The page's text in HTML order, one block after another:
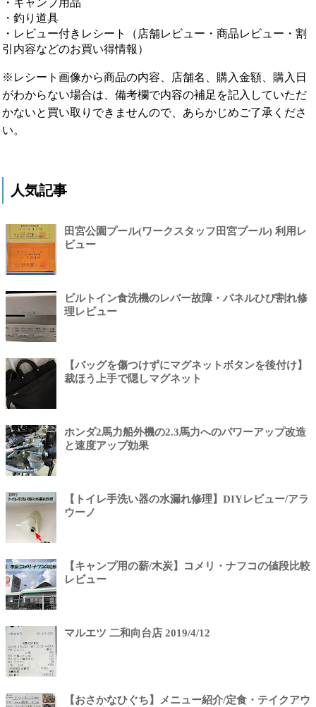
・キャンプ用品
・釣り道具
・レビュー付きレシート（店舗レビュー・商品レビュー・割
引内容などのお買い得情報）
※レシート画像から商品の内容、店舗名、購入金額、購入日
がわからない場合は、備考欄で内容の補足を記入していただ
かないと買い取りできませんので、あらかじめご了承くださ
い。
人気記事
田宮公園プール(ワークスタッフ田宮プール) 利用レ
ビュー
ビルトイン食洗機のレバー故障・パネルひび割れ修
理レビュー
【バッグを傷つけずにマグネットボタンを後付け】
裁ほう上手で隠しマグネット
ホンダ2馬力船外機の2.3馬力へのパワーアップ改造
と速度アップ効果
【トイレ手洗い器の水漏れ修理】DIYレビュー/アラ
ウーノ
【キャンプ用の薪/木炭】コメリ・ナフコの値段比較
レビュー
マルエツ 二和向台店 2019/4/12
【おさかなひぐち】メニュー紹介/定食・テイクアウ